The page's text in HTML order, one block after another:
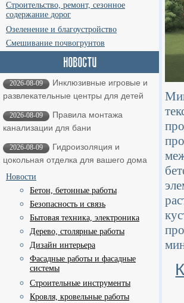
Строительство, ремонт, сезонное
содержание дорог
Озеленение и благоустройство
Смешивание почвогрунтов
2026-08-09
Инклюзивные игровые и
развлекательные центры для детей
2026-08-09
Правила монтажа
канализации для бани
2026-08-09
Гидроизоляция и
цокольная отделка для вашего дома
Новости
Бетон, бетонные работы
Безопасность и связь
Бытовая техника, электроника
Дерево, столярные работы
Дизайн интерьера
Фасадные работы и фасадные
системы
Строительные инструменты
Кровля, кровельные работы